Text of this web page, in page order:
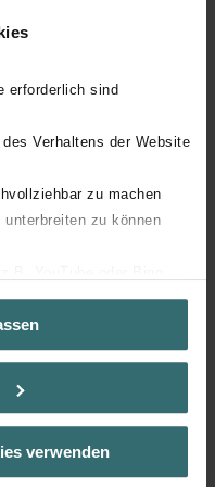
erforderlich sind
Verhaltens der Website
zu machen
zu können
erhalten
der Kategorie
Sie ein, dass wir Ihren
um Ihnen die
und Ihnen
verwenden
kwaliteit, uv- en
te reinigen